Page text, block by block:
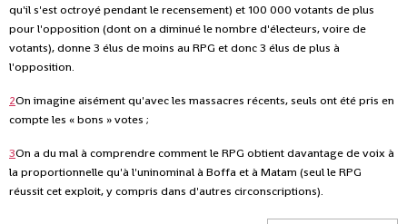
qu'il s'est octroyé pendant le recensement) et 100 000 votants de plus
pour l'opposition (dont on a diminué le nombre d'électeurs, voire de
votants), donne 3 élus de moins au RPG et donc 3 élus de plus à
l'opposition.
2On imagine aisément qu'avec les massacres récents, seuls ont été pris en
compte les « bons » votes ;
3On a du mal à comprendre comment le RPG obtient davantage de voix à
la proportionnelle qu'à l'uninominal à Boffa et à Matam (seul le RPG
réussit cet exploit, y compris dans d'autres circonscriptions).